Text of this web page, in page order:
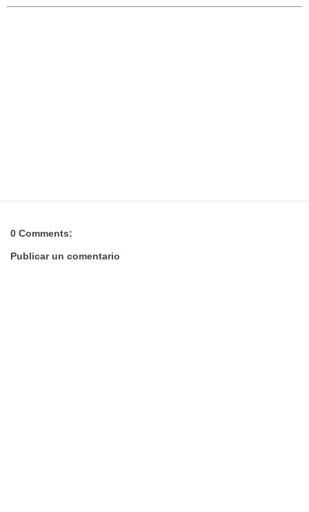
0 Comments:
Publicar un comentario